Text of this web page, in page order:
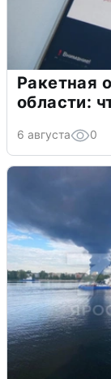
Ракетная
области:
6 августа 0